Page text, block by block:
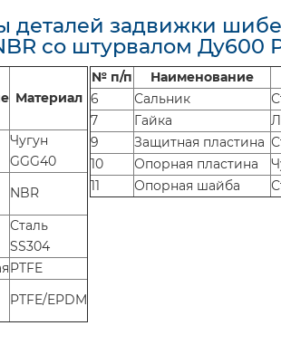
деталей задвижки
со штурвалом Ду600
Материал
Чугун
GGG40
NBR
Сталь
SS304
PTFE
PTFE/EPDM
№ п/п Наименование
6
Сальник
7
Гайка
9
Защитная пластина
10
Опорная пластина
11
Опорная шайба